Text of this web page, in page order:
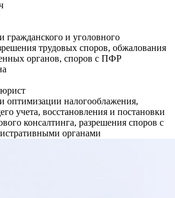
гражданского и уголовного
трудовых споров, обжалования
органов, споров с ПФР
оптимизации налогооблажения,
учета, восстановления и постановки
консалтинга, разрешения споров с
органами